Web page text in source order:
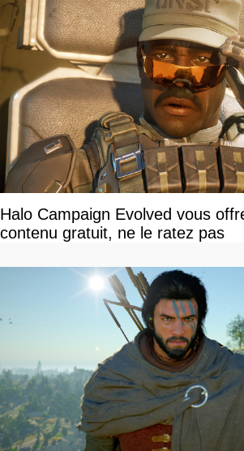
Halo Campaign Evolved vous
contenu gratuit, ne le ratez pas